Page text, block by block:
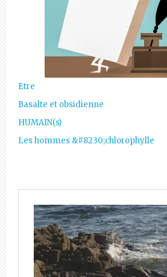
Etre
Basalte et obsidienne
HUMAIN(s)
Les hommes &#8230;chlorophylle